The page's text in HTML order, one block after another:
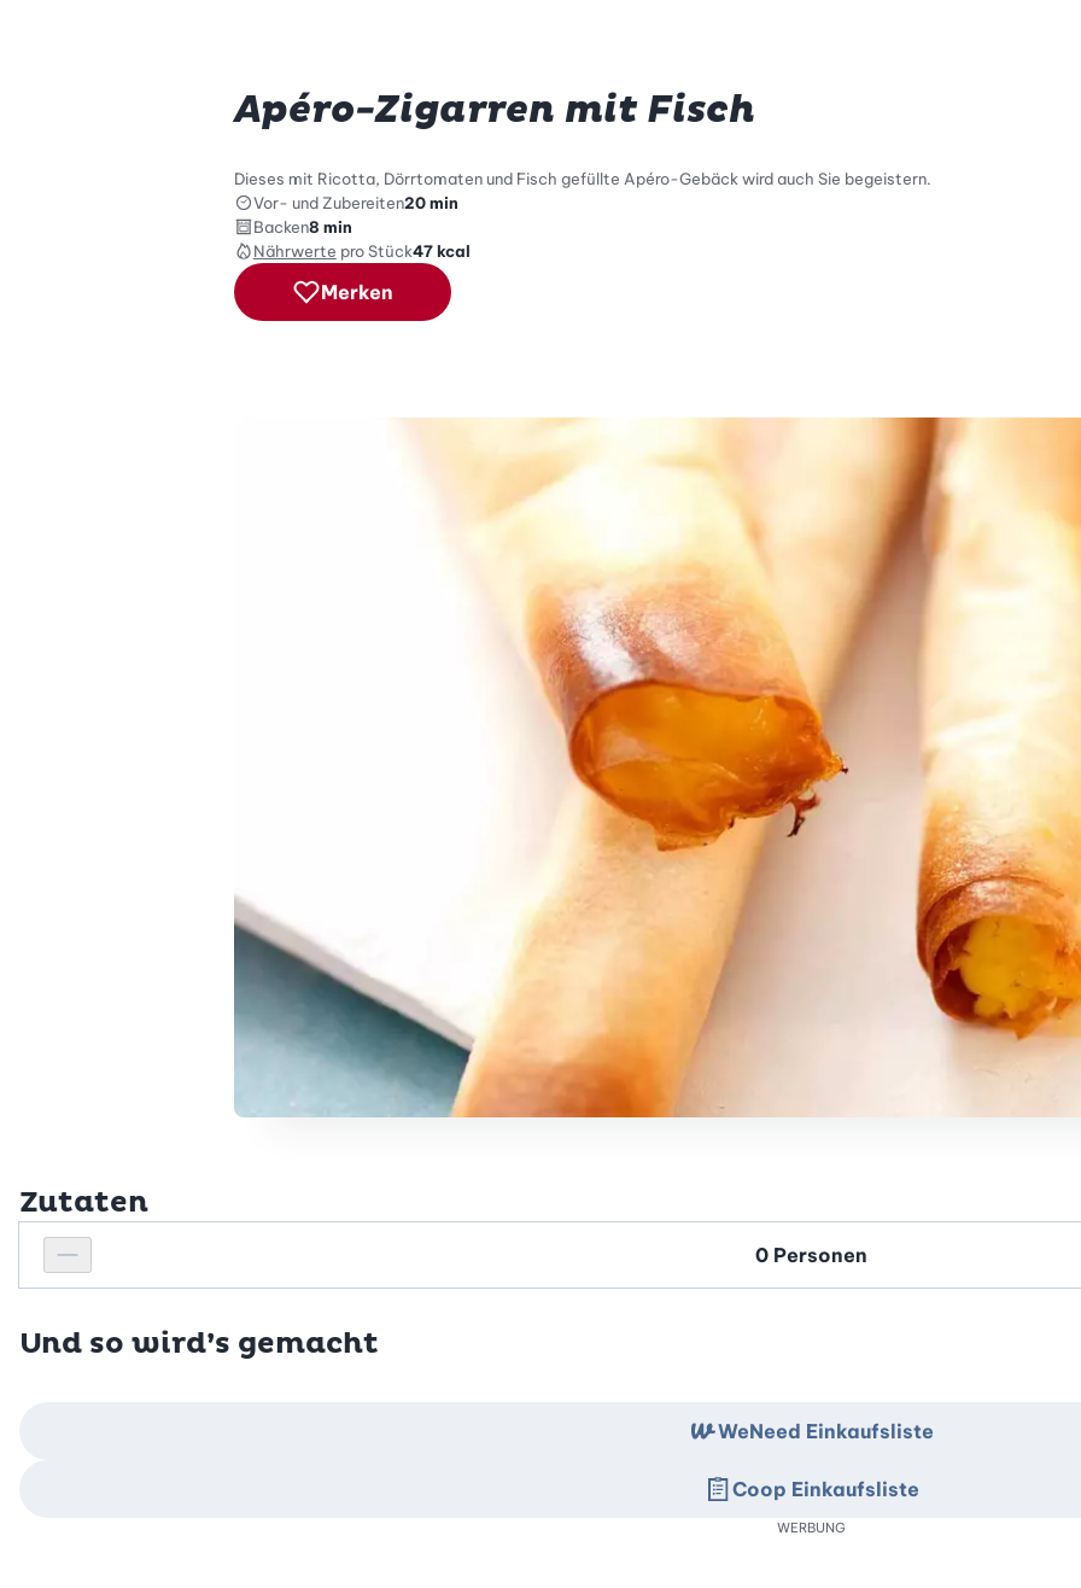
Apéro-Zigarren mit Fisch
Dieses mit Ricotta, Dörrtomaten und Fisch gefüllte Apéro-Gebäck wird auch Sie begeistern.
Vor- und Zubereiten20 min
Backen8 min
Nährwerte pro Stück47 kcal
Merken
Zutaten
Personenanzahl verringern
Personenanzahl
Und so wird’s gemacht
WeNeed Einkaufsliste
Coop Einkaufsliste
WERBUNG